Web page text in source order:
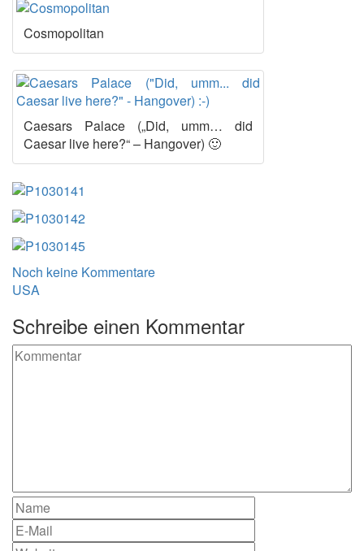
Cosmopolitan
Caesars Palace („Did, umm… did
Caesar live here?“ – Hangover) 🙂
Noch keine Kommentare
USA
Schreibe einen Kommentar